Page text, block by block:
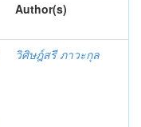
Author(s)
วิศิษฎ์สรี ภาวะกุล